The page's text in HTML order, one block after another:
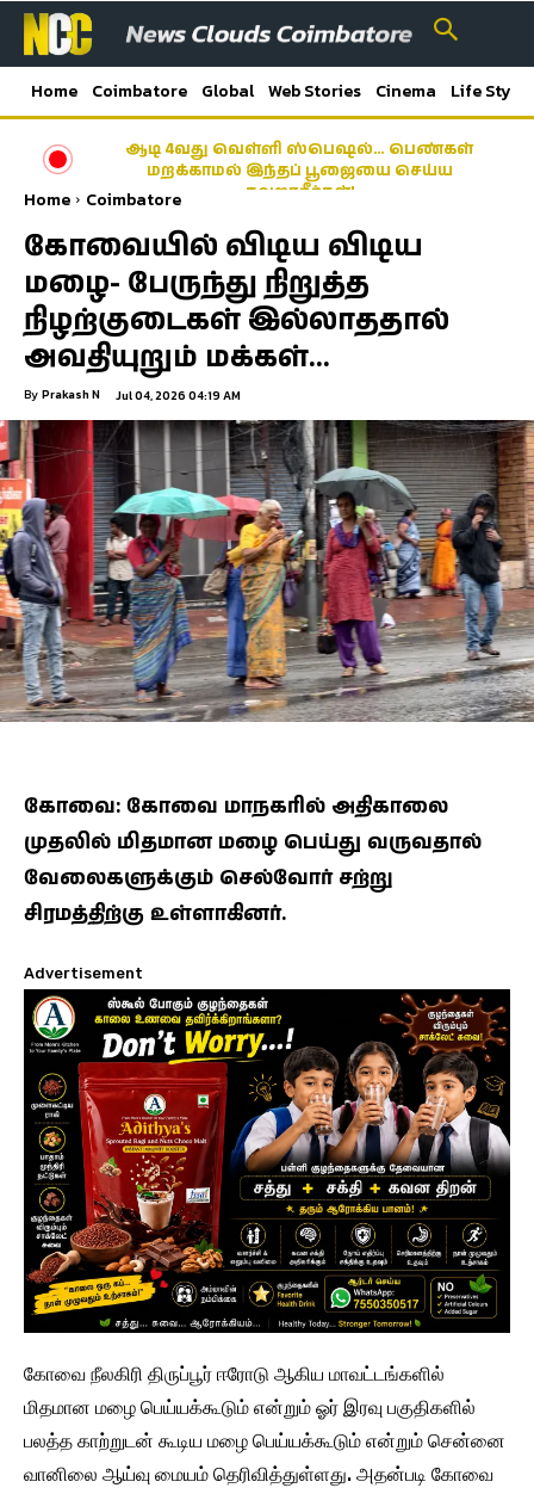
Home Coimbatore Global Web Stories Cinema Life Style
ஆடி 4வது வெள்ளி ஸ்பெஷல்… பெண்கள்
மறக்காமல் இந்தப் பூஜையை செய்ய
தவறாதீர்கள்!
Home Coimbatore
கோவையில் விடிய விடிய
மழை- பேருந்து நிறுத்த
நிழற்குடைகள் இல்லாததால்
அவதியுறும் மக்கள்…
By Prakash N Jul 04, 2026 04:19 AM
கோவை: கோவை மாநகரில் அதிகாலை
முதலில் மிதமான மழை பெய்து வருவதால்
வேலைகளுக்கும் செல்வோர் சற்று
சிரமத்திற்கு உள்ளாகினர்.
Advertisement
கோவை நீலகிரி திருப்பூர் ஈரோடு ஆகிய மாவட்டங்களில்
மிதமான மழை பெய்யக்கூடும் என்றும் ஓர் இரவு பகுதிகளில்
பலத்த காற்றுடன் கூடிய மழை பெய்யக்கூடும் என்றும் சென்னை
வானிலை ஆய்வு மையம் தெரிவித்துள்ளது. அதன்படி கோவை